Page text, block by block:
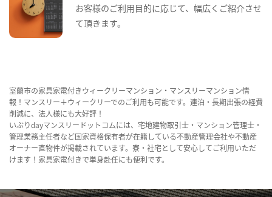
お客様のご利用目的に応じて、幅広くご紹介させ
て頂きます。
室蘭市の家具家電付きウィークリーマンション・マンスリーマンション情
報！マンスリー＋ウィークリーでのご利用も可能です。連泊・長期出張の経費
削減に、法人様にも大好評！
いぶりdayマンスリードットコムには、宅地建物取引士・マンション管理士・
管理業務主任者など国家資格保有者が在籍している不動産管理会社や不動産
オーナー直物件が掲載されています。寮・社宅として安心してご利用いただ
けます！家具家電付きで単身赴任にも便利です。